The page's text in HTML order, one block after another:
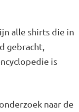
alle shirts die in
gebracht,
is
naar de